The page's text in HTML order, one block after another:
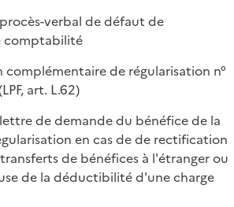
verbal de défaut de
comptabilité
complémentaire de régularisation n°
art. L.62)
de demande du bénéfice de la
en cas de de rectification
de bénéfices à l'étranger ou
de la déductibilité d'une charge